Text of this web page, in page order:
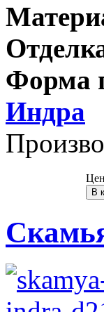
Форма
Индра